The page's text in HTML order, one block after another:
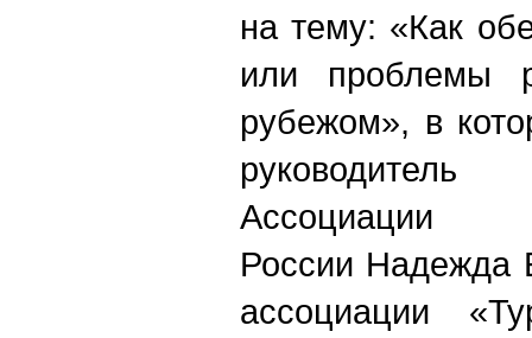
на тему: «Как
или проблемы
рубежом», в
Ассоциации
России Надежда
ассоциации